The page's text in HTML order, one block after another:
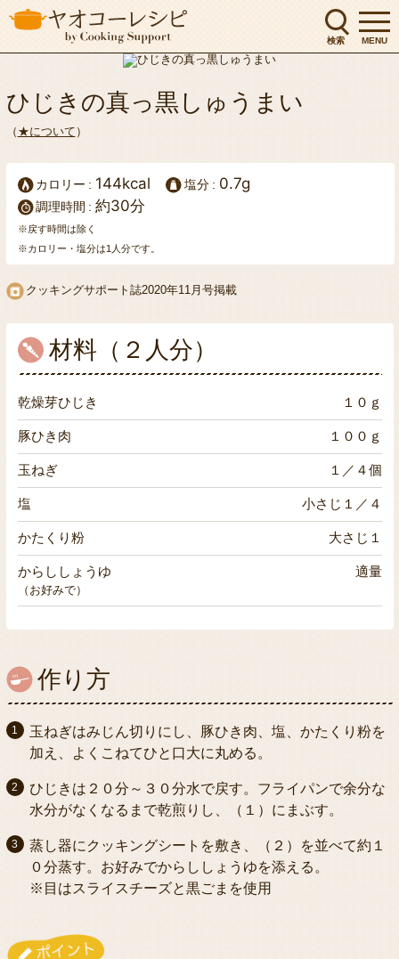
検索 MENU
ひじきの真っ黒しゅうまい
（ ★について ）
カロリー 144kcal 塩分 0.7g
調理時間 約30分
※戻す時間は除く
※カロリー・塩分は1人分です。
クッキングサポート誌2020年11月号掲載
材料（２人分）
乾燥芽ひじき １０ｇ
豚ひき肉 １００ｇ
玉ねぎ １／４個
塩 小さじ１／４
かたくり粉 大さじ１
からししょうゆ 適量
（お好みで）
作り方
玉ねぎはみじん切りにし、豚ひき肉、塩、かたくり粉を
加え、よくこねてひと口大に丸める。
ひじきは２０分～３０分水で戻す。フライパンで余分な
水分がなくなるまで乾煎りし、（１）にまぶす。
蒸し器にクッキングシートを敷き、（２）を並べて約１
０分蒸す。お好みでからししょうゆを添える。
※目はスライスチーズと黒ごまを使用